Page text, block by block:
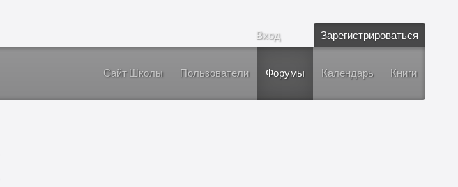
Вход Зарегистрироваться
Сайт Школы Пользователи Форумы Календарь Книги